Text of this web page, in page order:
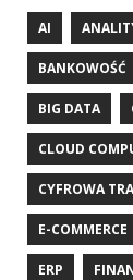
AI
BANKOWOŚĆ
BIG DATA
CLOUD
CYFROWA
E-COMMERCE
ERP